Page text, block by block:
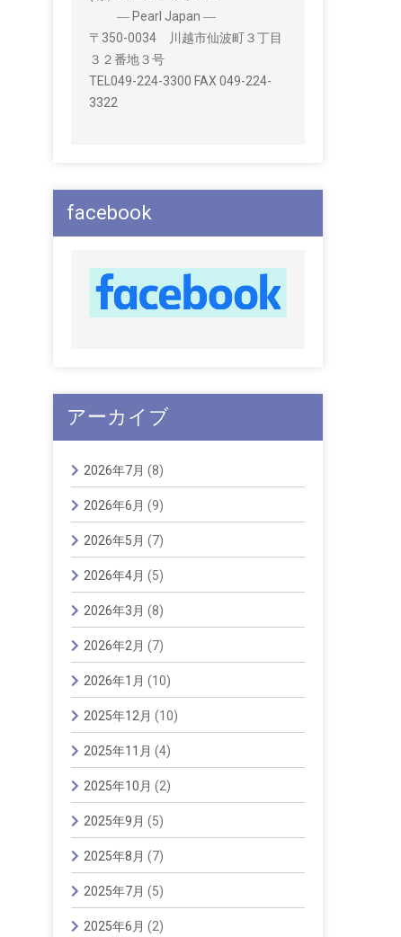
― Pearl Japan ―
〒350-0034 川越市仙波町３丁目
３２番地３号
TEL049-224-3300 FAX 049-224-
3322
facebook
アーカイブ
2026年7月 (8)
2026年6月 (9)
2026年5月 (7)
2026年4月 (5)
2026年3月 (8)
2026年2月 (7)
2026年1月 (10)
2025年12月 (10)
2025年11月 (4)
2025年10月 (2)
2025年9月 (5)
2025年8月 (7)
2025年7月 (5)
2025年6月 (2)